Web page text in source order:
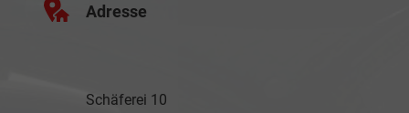
Adresse
Schäferei 10